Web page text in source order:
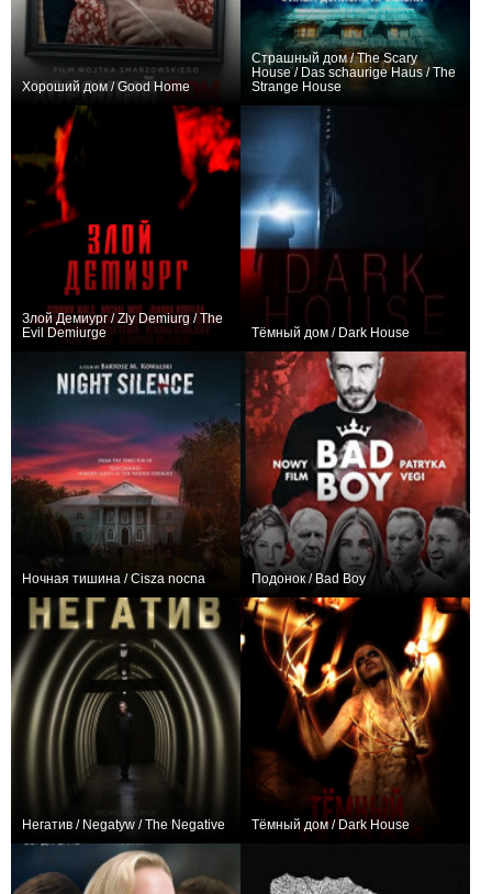
Хороший дом / Good Home
Страшный дом / The Scary
House / Das schaurige Haus / The
Strange House
Злой Демиург / Zly Demiurg / The
Evil Demiurge
Тёмный дом / Dark House
Ночная тишина / Cisza nocna Подонок / Bad Boy
Негатив / Negatyw / The Negative Тёмный дом / Dark House